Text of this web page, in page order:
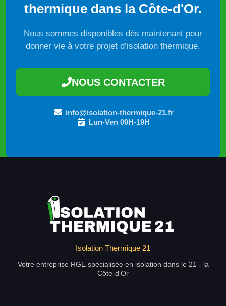
thermique dans la Côte-d'Or.
Nous sommes disponibles dès maintenant pour
donner vie à votre projet d’isolation thermique.
NOUS CONTACTER
info@isolation-thermique-21.fr
Lun-Ven 09H-19H
Isolation Thermique 21
Votre entreprise RGE spécialisée en isolation dans le 21 - la
Côte-d'Or